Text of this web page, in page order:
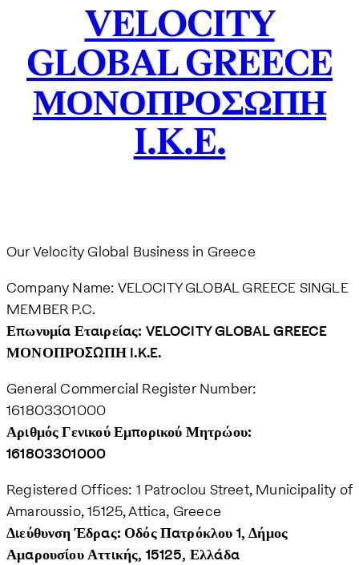
VELOCITY
GLOBAL GREECE
ΜΟΝΟΠΡΟΣΩΠΗ
I.K.E.
Our Velocity Global Business in Greece
Company Name: VELOCITY GLOBAL GREECE SINGLE
MEMBER P.C.
Επωνυμία Εταιρείας: VELOCITY GLOBAL GREECE
ΜΟΝΟΠΡΟΣΩΠΗ I.K.E.
General Commercial Register Number:
161803301000
Αριθμός Γενικού Εμπορικού Μητρώου:
161803301000
Registered Offices: 1 Patroclou Street, Municipality of
Amaroussio, 15125, Attica, Greece
Διεύθυνση Έδρας: Οδός Πατρόκλου 1, Δήμος
Αμαρουσίου Αττικής, 15125, Ελλάδα